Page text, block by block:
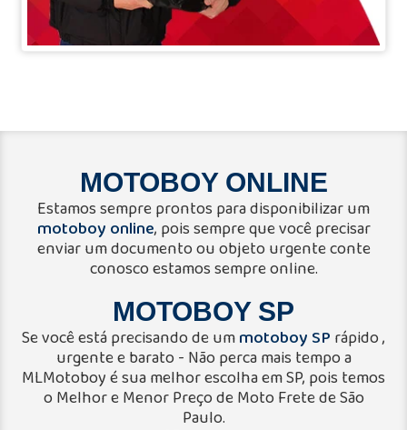
MOTOBOY ONLINE
Estamos sempre prontos para disponibilizar um
motoboy online, pois sempre que você precisar
enviar um documento ou objeto urgente conte
conosco estamos sempre online.
MOTOBOY SP
Se você está precisando de ummotoboy SP rápido ,
urgente e barato - Não perca mais tempo a
MLMotoboy é sua melhor escolha em SP, pois temos
o Melhor e Menor Preço de Moto Frete de São
Paulo.